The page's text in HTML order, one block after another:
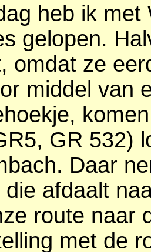
heb ik
gelopen.
omdat ze
middel van
GR 532)
Daar
die afdaalt
route naar
met de